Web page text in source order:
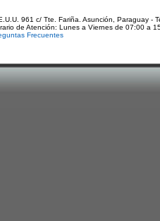
961 c/ Tte. Fariña. Asunción, Paraguay -
de Atención: Lunes a Viernes de 07:00 a
Frecuentes